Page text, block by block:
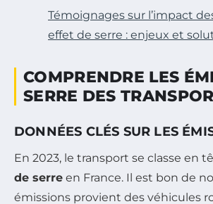
Témoignages sur l’impact
effet de serre : enjeux et
COMPRENDRE LES
SERRE DES
DONNÉES CLÉS SUR LES
En 2023, le transport se classe en
de serre en France. Il est bon de
émissions provient des véhicules